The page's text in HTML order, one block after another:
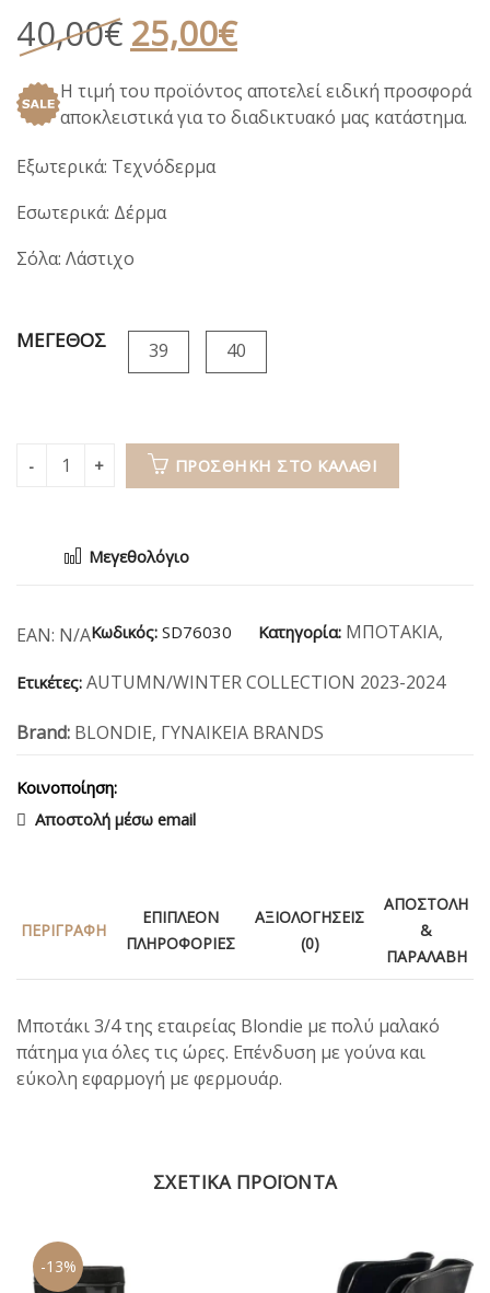
40,00€ Original
price
was:
40,00€.
25,00€Η
τρέχουσα
τιμή
είναι:
Η τιμή του προϊόντος αποτελεί ειδική προσφορά
αποκλειστικά για το διαδικτυακό μας κατάστημα.
Εξωτερικά: Τεχνόδερμα
Εσωτερικά: Δέρμα
Σόλα: Λάστιχο
ΜΕΓΕΘΟΣ 39 40
ΠΡΟΣΘΉΚΗ ΣΤΟ ΚΑΛΆΘΙ
Μεγεθολόγιο
EAN: N/AΚωδικός: SD76030 Κατηγορία: ΜΠΟΤΑΚΙΑ,
Ετικέτες: AUTUMN/WINTER COLLECTION 2023-2024
Brand: BLONDIE, ΓΥΝΑΙΚΕΙΑ BRANDS
Κοινοποίηση:
Αποστολή μέσω email
ΠΕΡΙΓΡΑΦΉ
ΕΠΙΠΛΈΟΝ
ΠΛΗΡΟΦΟΡΊΕΣ
ΑΞΙΟΛΟΓΉΣΕΙΣ
(0)
ΑΠΟΣΤΟΛΉ
&
ΠΑΡΑΛΑΒΉ
Μποτάκι 3/4 της εταιρείας Blondie με πολύ μαλακό
πάτημα για όλες τις ώρες. Επένδυση με γούνα και
εύκολη εφαρμογή με φερμουάρ.
ΣΧΕΤΙΚΆ ΠΡΟΪΌΝΤΑ
-13%